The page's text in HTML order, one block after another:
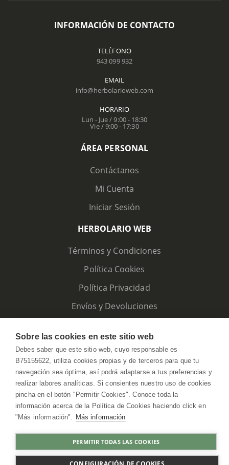
COMPRAR
INFORMACIÓN DE CONTACTO
TELÉFONO
943 099 932
EMAIL
info@herbolarioweb.com
HORARIO
Lun - Jue / 9:00 - 18:30
Vie / 9:00 - 17:30
ÁREA PERSONAL
Contáctanos
Mi Cuenta
Iniciar Sesión
HERBOLARIO WEB
Términos y Condiciones
Política Cookies
Política Privacidad
Envíos y Devoluciones
HerbolarioWeb © 2026. All Rights Reserved
Sobre las cookies en este sitio web
Debes saber que este sitio web, cuyo responsable es
B75155622, utiliza cookies propias y de terceros para que tu
navegación sea óptima, así podrá adaptarse a tus preferencias y
realizar labores analíticas. Si consientes nuestro uso de cookies
pincha en el botón "Permitir Cookies". Conoce toda la
información acerca de la Política de Cookies haciendo click en
"Más información". Más información
PERMITIR TODAS LAS COOKIES